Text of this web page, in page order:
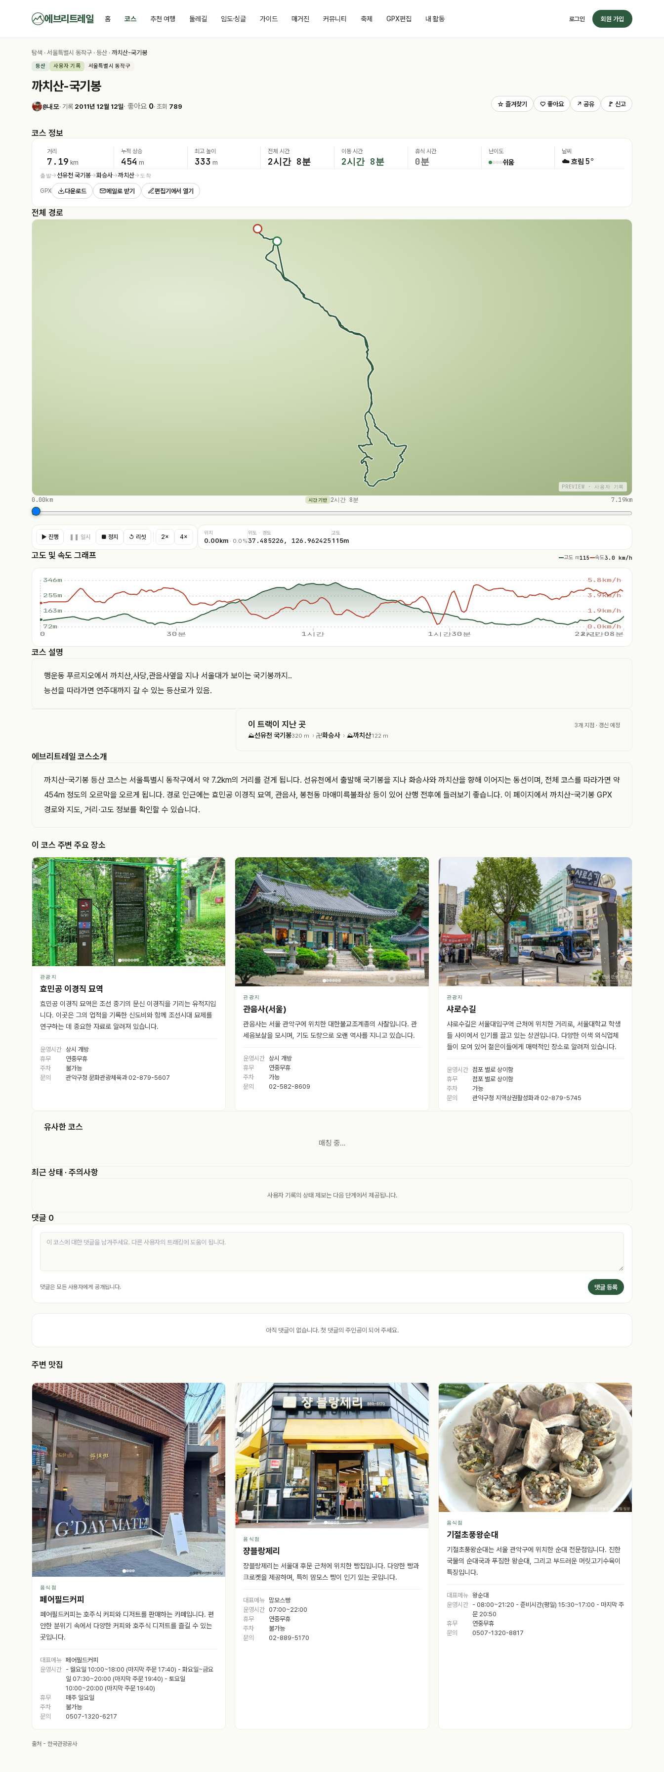
에브리트레일 홈 코스 추천 여행 둘레길 임도·싱글 가이드 매거진 커뮤니티 축제 GPX편집 내 활동 로그인 회원 가입
탐색 · 서울특별시 동작구 · 등산 · 까치산-국기봉
등산 사용자 기록 서울특별시 동작구
까치산-국기봉
@내모· 기록 2011년 12월 12일· 좋아요 0· 조회 789 ☆ 즐겨찾기 ♡ 좋아요 ↗ 공유 🚩 신고
코스 정보
거리
7.19 km
누적 상승
454 m
최고 높이
333 m
전체 시간
2시간 8분
이동 시간
2시간 8분
휴식 시간
0분
난이도
쉬움
날씨
☁️ 흐림5°
출발→ 선유천 국기봉→화승사→까치산→ 도착
GPX 다운로드 메일로 받기 편집기에서 열기
전체 경로
PREVIEW · 사용자 기록
0.00km 시간 기반 2시간 8분 7.19km
▶ 진행 ❚❚ 일시 ■ 정지 ↺ 리셋 2× 4×
위치
0.00km · 0.0%
위도 · 경도
37.485226, 126.962425
고도
115m
고도 및 속도 그래프 고도 m115 속도3.0 km/h
0 30분 1시간 1시간30분 2시간
2시간08분
346m
255m
163m
72m
5.8km/h
3.9km/h
1.9km/h
0.0km/h
코스 설명
행운동 푸르지오에서 까치산,사당,관음사옆을 지나 서울대가 보이는 국기봉까지..
능선을 따라가면 연주대까지 갈 수 있는 등산로가 있음.
고도와 지나간 지점을 지도와 함께 확인해 보세요.
이 트랙이 지난 곳 3개 지점 · 갱신 예정
⛰선유천 국기봉320 m › 卍화승사 › ⛰까치산122 m
에브리트레일 코스소개
까치산-국기봉 등산 코스는 서울특별시 동작구에서 약 7.2km의 거리를 걷게 됩니다. 선유천에서 출발해 국기봉을 지나 화승사와 까치산을 향해 이어지는 동선이며, 전체 코스를 따라가면 약
454m 정도의 오르막을 오르게 됩니다. 경로 인근에는 효민공 이경직 묘역, 관음사, 봉천동 마애미륵불좌상 등이 있어 산행 전후에 들러보기 좋습니다. 이 페이지에서 까치산-국기봉 GPX
경로와 지도, 거리·고도 정보를 확인할 수 있습니다.
이 코스 주변 주요 장소
관광지
효민공 이경직 묘역
효민공 이경직 묘역은 조선 중기의 문신 이경직을 기리는 유적지입
니다. 이곳은 그의 업적을 기록한 신도비와 함께 조선시대 묘제를
연구하는 데 중요한 자료로 알려져 있습니다.
운영시간 상시 개방
휴무
연중무휴
주차
불가능
문의
관악구청 문화관광체육과 02-879-5607
관광지
관음사(서울)
관음사는 서울 관악구에 위치한 대한불교조계종의 사찰입니다. 관
세음보살을 모시며, 기도 도량으로 오랜 역사를 지니고 있습니다.
운영시간 상시 개방
휴무
연중무휴
주차
가능
문의
02-582-8609
관광지
샤로수길
샤로수길은 서울대입구역 근처에 위치한 거리로, 서울대학교 학생
들 사이에서 인기를 끌고 있는 상권입니다. 다양한 이색 외식업체
들이 모여 있어 젊은이들에게 매력적인 장소로 알려져 있습니다.
운영시간 점포 별로 상이함
휴무
점포 별로 상이함
주차
가능
문의
관악구청 지역상권활성화과 02-879-5745
유사한 코스
매칭 중…
최근 상태 · 주의사항
사용자 기록의 상태 제보는 다음 단계에서 제공됩니다.
댓글 0
댓글은 모든 사용자에게 공개됩니다. 댓글 등록
아직 댓글이 없습니다. 첫 댓글의 주인공이 되어 주세요.
주변 맛집
음식점
페어필드커피
페어필드커피는 호주식 커피와 디저트를 판매하는 카페입니다. 편
안한 분위기 속에서 다양한 커피와 호주식 디저트를 즐길 수 있는
곳입니다.
대표메뉴 페어필드커피
운영시간 - 월요일 10:00~18:00 (마지막 주문 17:40) - 화요일~금요
일 07:30~20:00 (마지막 주문 19:40) - 토요일
10:00~20:00 (마지막 주문 19:40)
휴무
매주 일요일
주차
불가능
문의
0507-1320-6217
음식점
쟝블랑제리
쟝블랑제리는 서울대 후문 근처에 위치한 빵집입니다. 다양한 빵과
크로켓을 제공하며, 특히 맘모스 빵이 인기 있는 곳입니다.
대표메뉴 맘모스빵
운영시간 07:00~22:00
휴무
연중무휴
주차
불가능
문의
02-889-5170
음식점
기절초풍왕순대
기절초풍왕순대는 서울 관악구에 위치한 순대 전문점입니다. 진한
국물의 순대국과 푸짐한 왕순대, 그리고 부드러운 머릿고기수육이
특징입니다.
대표메뉴 왕순대
운영시간
- 08:00~21:20 - 준비시간(평일) 15:30~17:00 - 마지막 주
문 20:50
휴무
연중무휴
문의
0507-1320-8817
출처 - 한국관광공사